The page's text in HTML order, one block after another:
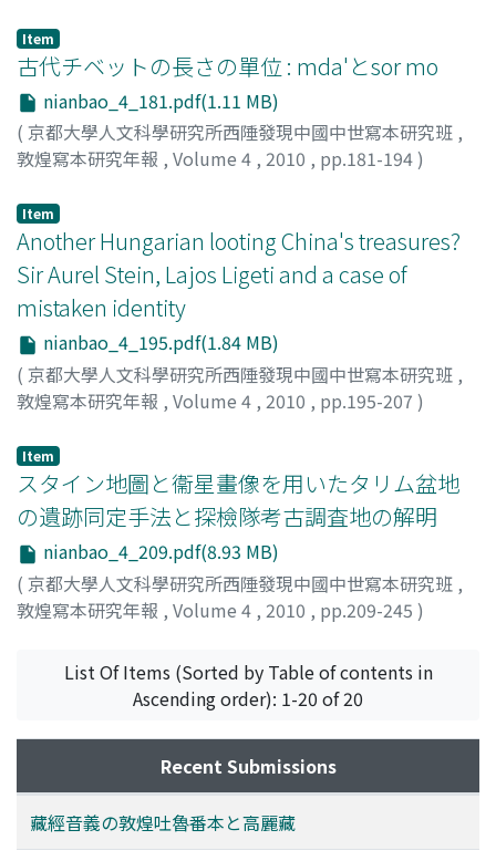
Item
古代チベットの長さの單位 : mda'とsor mo
nianbao_4_181.pdf(1.11 MB)
( 京都大學人文科學研究所西陲發現中國中世寫本研究班 ,
敦煌寫本研究年報 , Volume 4 , 2010 , pp.181-194)
Item
Another Hungarian looting China's treasures?
Sir Aurel Stein, Lajos Ligeti and a case of
mistaken identity
nianbao_4_195.pdf(1.84 MB)
( 京都大學人文科學研究所西陲發現中國中世寫本研究班 ,
敦煌寫本研究年報 , Volume 4 , 2010 , pp.195-207 )
Item
スタイン地圖と衞星畫像を用いたタリム盆地
の遺跡同定手法と探檢隊考古調査地の解明
nianbao_4_209.pdf(8.93 MB)
( 京都大學人文科學研究所西陲發現中國中世寫本研究班 ,
敦煌寫本研究年報 , Volume 4 , 2010 , pp.209-245 )
List Of Items (Sorted by Table of contents in
Ascending order): 1-20 of 20
Recent Submissions
藏經音義の敦煌吐魯番本と高麗藏